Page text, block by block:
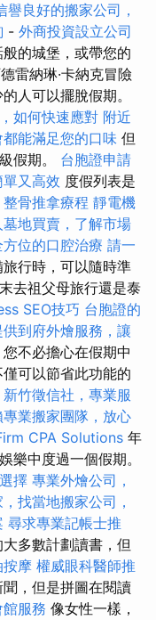
譽良好的搬家公司，
- 外商投資設立公司
的城堡，或帶您的
雷納琳·卡納克冒險
人可以擺脫假期。
如何快速應對 附近
能滿足您的口味 但
假期。 台胞證申請
又高效 度假列表是
整骨推拿療程 靜電機
墓地買賣，了解市場
位的口腔治療 請一
旅行時，可以隨時準
去祖父母旅行還是泰
SEO技巧 台胞證的
供到府外燴服務，讓
不必擔心在假期中
可以節省此功能的
新竹徵信社，專業服
業搬家團隊，放心
CPA Solutions 年
樂中度過一個假期。
擇 專業外燴公司，
找當地搬家公司，
尋求專業記帳士推
多數計劃讀書，但
按摩 權威眼科醫師推
，但是拼圖在閱讀
服務 像女性一樣，